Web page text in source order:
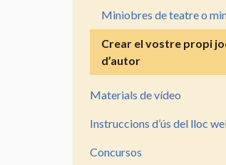
de
Miniobres de teatre o
Crear el vostre propi
d’autor
Materials de vídeo
Instruccions d’ús del lloc
Concursos